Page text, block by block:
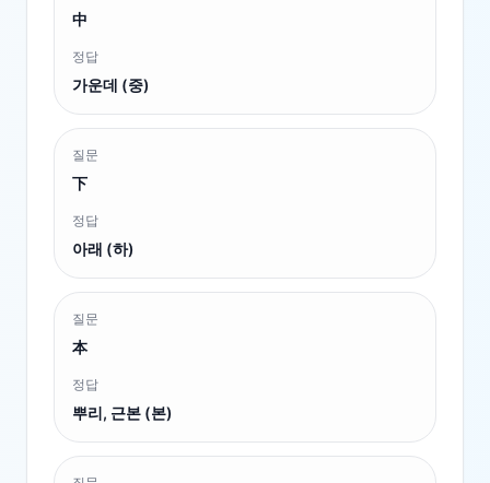
中
정답
가운데 (중)
질문
下
정답
아래 (하)
질문
本
정답
뿌리, 근본 (본)